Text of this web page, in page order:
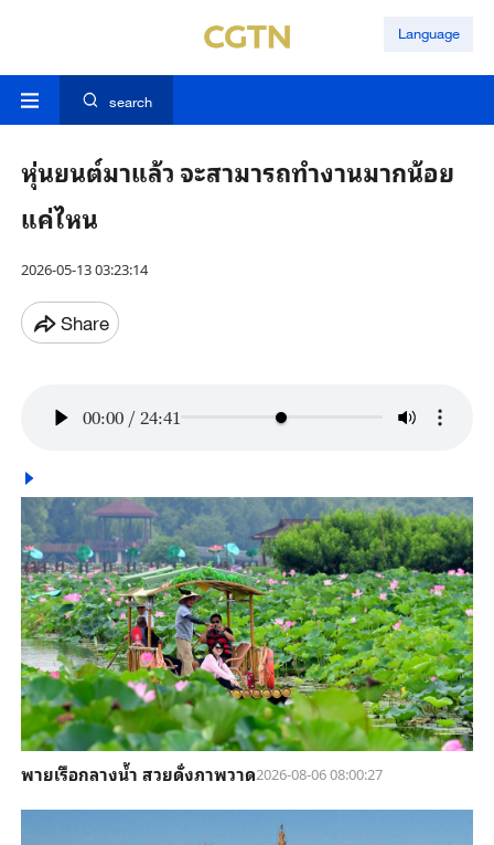
Language
search
หุ่นยนต์มาแล้ว จะสามารถทำงานมากน้อย
แค่ไหน
2026-05-13 03:23:14
Share
00:00 / 24:41
พายเรือกลางน้ำ สวยดั่งภาพวาด2026-08-06 08:00:27